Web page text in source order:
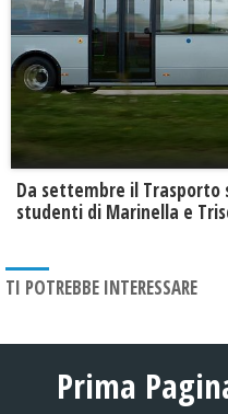
Da settembre il
studenti di Marinella e
TI POTREBBE INTERESSARE
Prima